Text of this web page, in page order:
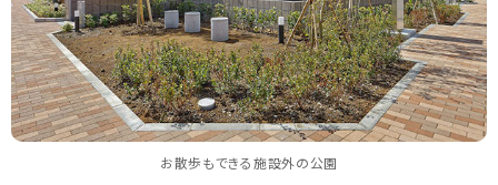
お散歩もできる施設外の公園